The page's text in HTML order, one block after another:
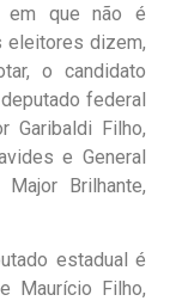
em que não é
eleitores dizem,
o candidato
federal
Garibaldi Filho,
e General
Brilhante,
estadual é
Maurício Filho,